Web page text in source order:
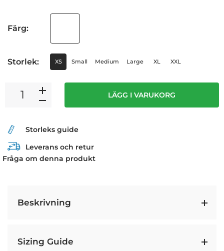
Färg:
Storlek: XS Small Medium Large XL XXL
LÄGG I VARUKORG
Storleks guide
Leverans och retur
Fråga om denna produkt
Beskrivning
Sizing Guide